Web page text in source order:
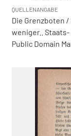
QUELLENANGABE
Die Grenzboten
weniger..
Public Domain